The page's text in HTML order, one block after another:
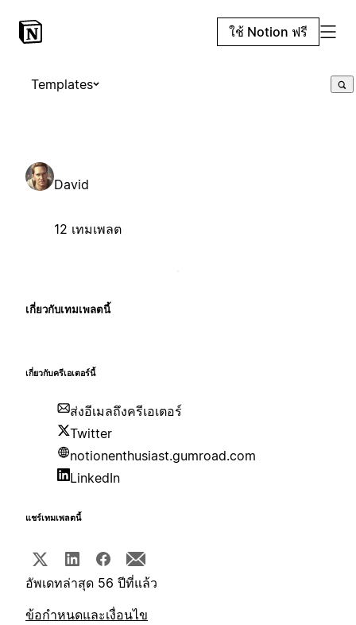
ใช้ Notion ฟรี
Templates
David
12 เทมเพลต
เกี่ยวกับเทมเพลตนี้
เกี่ยวกับครีเอเตอร์นี้
ส่งอีเมลถึงครีเอเตอร์
Twitter
notionenthusiast.gumroad.com
LinkedIn
แชร์เทมเพลตนี้
อัพเดทล่าสุด 56 ปีที่แล้ว
ข้อกำหนดและเงื่อนไข